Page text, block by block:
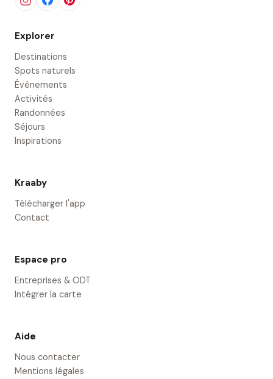
Explorer
Destinations
Spots naturels
Événements
Activités
Randonnées
Séjours
Inspirations
Kraaby
Télécharger l'app
Contact
Espace pro
Entreprises & ODT
Intégrer la carte
Aide
Nous contacter
Mentions légales